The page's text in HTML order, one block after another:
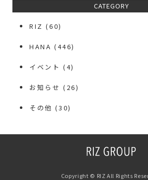
CATEGORY
RIZ (60)
HANA (446)
イベント (4)
お知らせ (26)
その他 (30)
Copyright © RIZ All Rights